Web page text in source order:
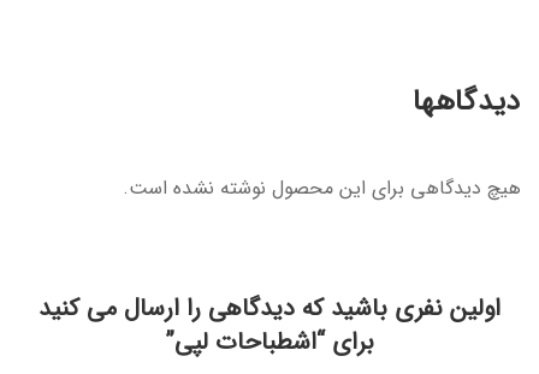
دیدگاهها
هیچ دیدگاهی برای این محصول نوشته نشده است.
اولین نفری باشید که دیدگاهی را ارسال می کنید
برای “اشطباحات لپی”